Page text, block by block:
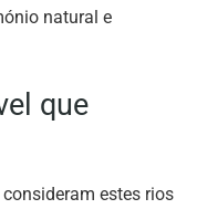
natural e
que
estes rios